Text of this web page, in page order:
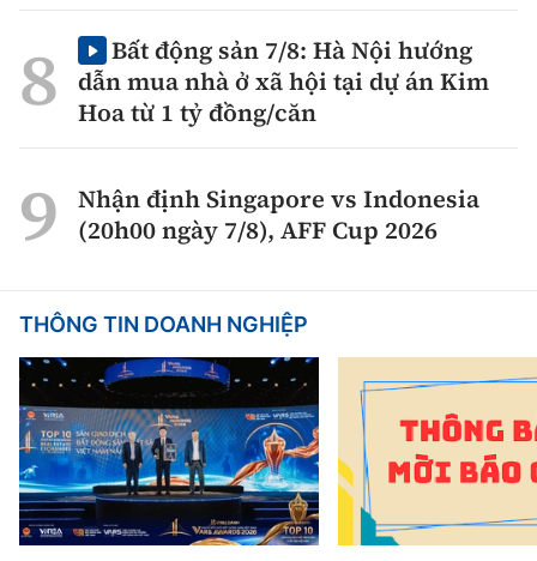
Bất động sản 7/8: Hà Nội hướng
dẫn mua nhà ở xã hội tại dự án Kim
Hoa từ 1 tỷ đồng/căn
Nhận định Singapore vs Indonesia
(20h00 ngày 7/8), AFF Cup 2026
THÔNG TIN DOANH NGHIỆP